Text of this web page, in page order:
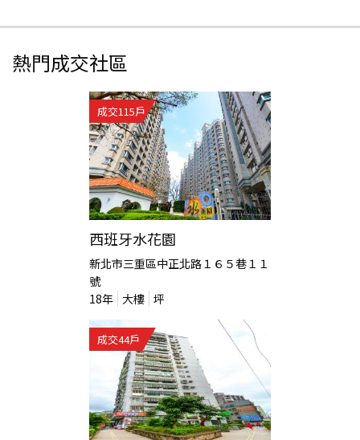
熱門成交社區
成交115戶
西班牙水花園
新北市三重區中正北路１６５巷１１
號
18年 大樓 坪
成交44戶